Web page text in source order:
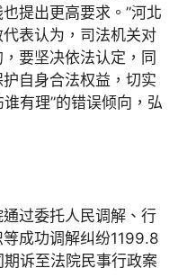
提出更高要求。”河北
表认为，司法机关对
要坚决依法认定，同
自身合法权益，切实
有理”的错误倾向，弘
过委托人民调解、行
成功调解纠纷1199.8
诉至法院民事行政案